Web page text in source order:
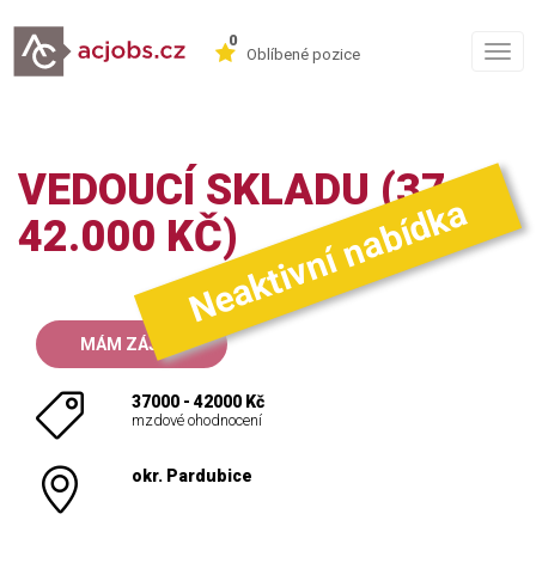
0
Oblíbené pozice
VEDOUCÍ SKLADU (37-
42.000 KČ)Neaktivní nabídka
MÁM ZÁJEM
37000 - 42000 Kč
mzdové ohodnocení
okr. Pardubice